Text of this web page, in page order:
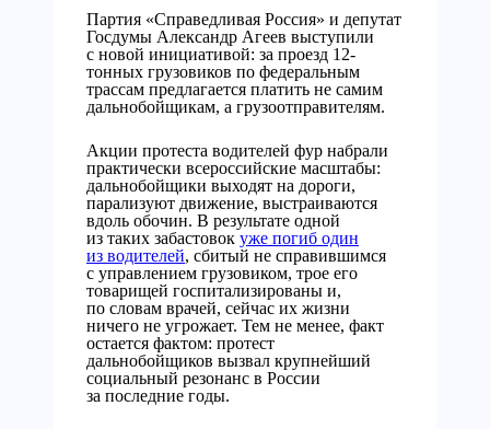
Партия «Справедливая Россия» и депутат
Госдумы Александр Агеев выступили
с новой инициативой: за проезд 12-
тонных грузовиков по федеральным
трассам предлагается платить не самим
дальнобойщикам, а грузоотправителям.
Акции протеста водителей фур набрали
практически всероссийские масштабы:
дальнобойщики выходят на дороги,
парализуют движение, выстраиваются
вдоль обочин. В результате одной
из таких забастовок уже погиб один
из водителей, сбитый не справившимся
с управлением грузовиком, трое его
товарищей госпитализированы и,
по словам врачей, сейчас их жизни
ничего не угрожает. Тем не менее, факт
остается фактом: протест
дальнобойщиков вызвал крупнейший
социальный резонанс в России
за последние годы.